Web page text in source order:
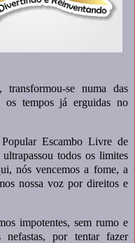
se numa das
os tempos já erguidas no
Escambo Livre de
todos os limites
nós vencemos a fome, a
nossa voz por direitos e
impotentes, sem rumo e
nefastas, por tentar fazer